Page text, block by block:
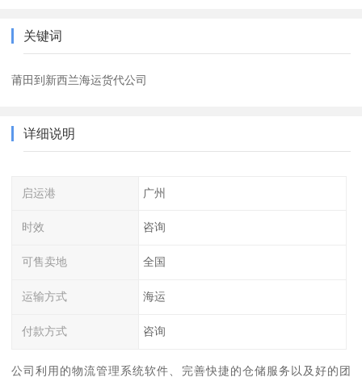
关键词
莆田到新西兰海运货代公司
详细说明
启运港 广州
时效 咨询
可售卖地 全国
运输方式 海运
付款方式 咨询
公司利用的物流管理系统软件、完善快捷的仓储服务以及好的团